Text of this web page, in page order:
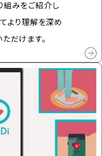
組みをご紹介し
より理解を深め
だけます。